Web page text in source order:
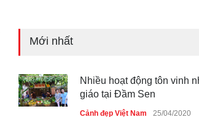
Mới nhất
Nhiều hoạt động tôn vinh
giáo tại Đầm Sen
Cảnh đẹp Việt Nam 25/04/2020